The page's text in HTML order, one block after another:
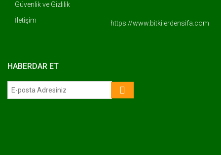
Güvenlik ve Gizlilik
İletişim
..
https://www.bitkilerdensifa.com
HABERDAR ET